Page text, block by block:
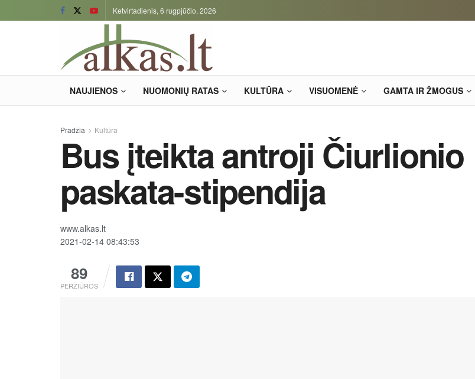
Ketvirtadienis, 6 rugpjūčio, 2026
NAUJIENOS NUOMONIŲ RATAS KULTŪRA VISUOMENĖ GAMTA IR ŽMOGUS
Pradžia Kultūra
Bus įteikta antroji Čiurlionio
paskata-stipendija
www.alkas.lt
2021-02-14 08:43:53
89
PERŽIŪROS